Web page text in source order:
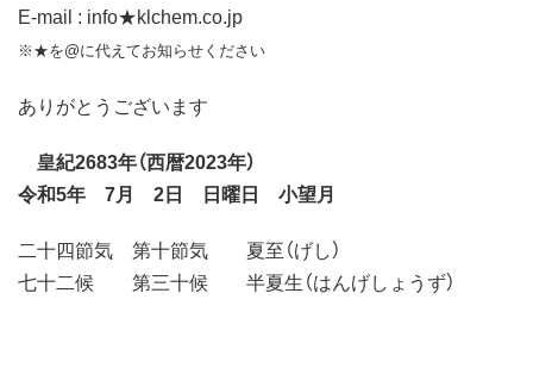
E-mail : info★klchem.co.jp
※★を@に代えてお知らせください
ありがとうございます
皇紀2683年（西暦2023年）
令和5年 7月 2日 日曜日 小望月
二十四節気 第十節気 夏至（げし）
七十二候 第三十候 半夏生（はんげしょうず）